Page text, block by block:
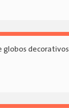
globos decorativos